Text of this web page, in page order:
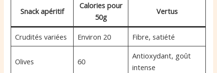
Snack apéritif
Calories pour
50g
Vertus
Crudités variées Environ 20 Fibre, satiété
Olives 60
Antioxydant, goût
intense